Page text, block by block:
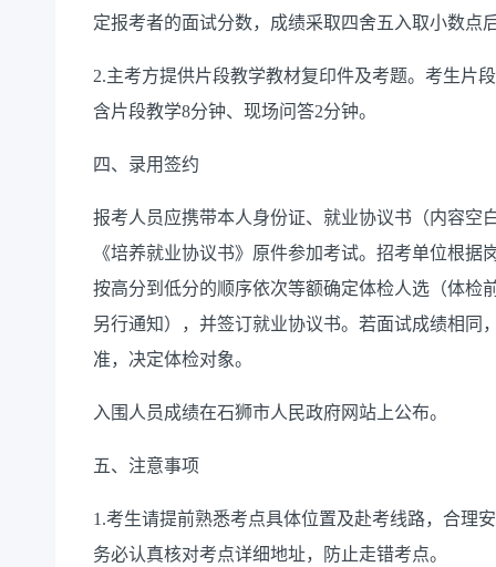
定报考者的面试分数，成绩采取四舍五入取小数点
2.主考方提供片段教学教材复印件及考题。考生片
含片段教学8分钟、现场问答2分钟。
四、录用签约
报考人员应携带本人身份证、就业协议书（内容空
《培养就业协议书》原件参加考试。招考单位根据
按高分到低分的顺序依次等额确定体检人选 （体检
另行通知），并签订就业协议书。 若面试成绩相同
准，决定体检对象。
入围人员成绩在石狮市人民政府网站上公布。
五、注意事项
1.考生请提前熟悉考点具体位置及赴考线路，合理
务必认真核对考点详细地址，防止走错考点。